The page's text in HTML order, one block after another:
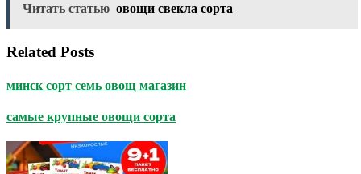
Читать статью овощи свекла сорта
Related Posts
минск сорт семь овощ магазин
самые крупные овощи сорта